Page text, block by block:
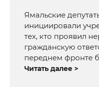
Ямальские
инициировали
тех, кто проявил
гражданскую
переднем фронте
Читать далее >